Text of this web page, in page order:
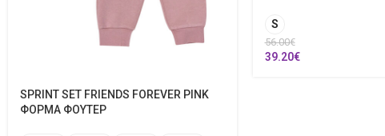
SPRINT SET FRIENDS FOREVER PINK
ΦΟΡΜΑ ΦΟΥΤΕΡ
S
56.00€
39.20€